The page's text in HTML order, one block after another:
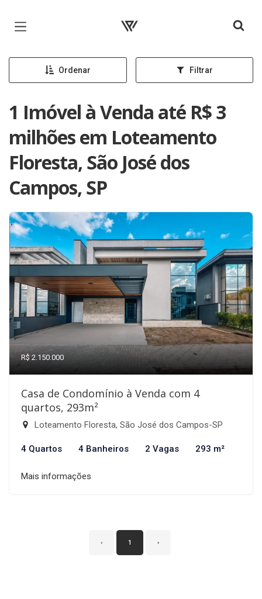
Página inicial
Ordenar Filtrar
1 Imóvel à Venda até R$ 3
milhões em Loteamento
Floresta, São José dos
Campos, SP
R$ 2.150.000
Casa de Condomínio à Venda com 4
quartos, 293m²
Loteamento Floresta, São José dos Campos-SP
4 Quartos 4 Banheiros 2 Vagas 293 m²
Mais informações
‹ 1 ›